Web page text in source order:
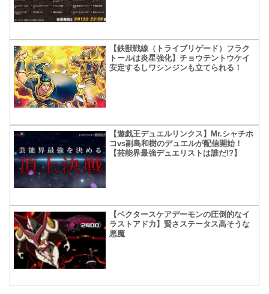
【鉄獣戦線（トライブリゲード）フラク
トールは炎星強化】チョウテントウケイ
安定するしワシンジンも立てられる！
【遊戯王デュエルリンクス】Mr.シャチホ
コvs副島和樹のデュエルが配信開始！
【芸能界最強デュエリストは誰だ!?】
【ベクタースケアデーモンの圧倒的なイ
ラストアド力】賢さステータス高そうな
悪魔